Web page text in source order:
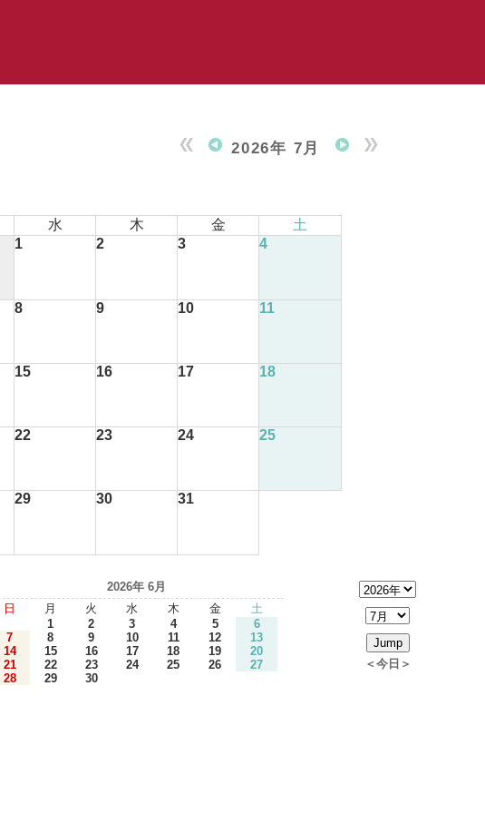
2026年 7月
水 木 金
土
1
2 3 4
8 9 10 11
15 16 17 18
22 23 24 25
29 30 31
2026年 6月
日
月 火 水 木 金
土
1
2 3 4 5
6
7
8 9 10 11 12
13
14
15 16 17 18 19
20
21
22 23 24 25 26
27
28
29 30
＜今日＞